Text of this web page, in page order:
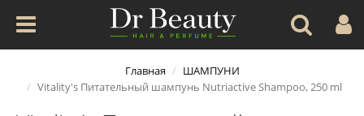
Главная
ШАМПУНИ
Vitality's Питательный шампунь Nutriactive Shampoo, 250 ml